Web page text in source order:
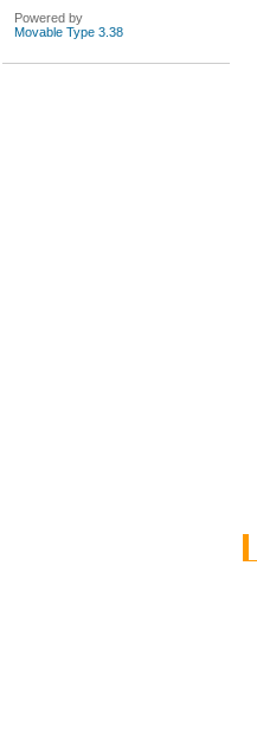
Powered by
Movable Type 3.38